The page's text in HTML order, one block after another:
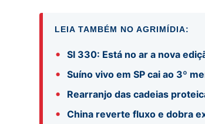
LEIA TAMBÉM NO AGRIMÍDIA:
• SI 330: Está no ar a nova
• Suíno vivo em SP cai ao 3º
• Rearranjo das cadeias
• China reverte fluxo e dobra